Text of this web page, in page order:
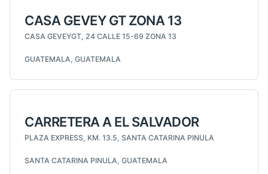
CASA GEVEY GT ZONA 13
CASA GEVEYGT, 24 CALLE 15-69 ZONA 13
GUATEMALA, GUATEMALA
CARRETERA A EL SALVADOR
PLAZA EXPRESS, KM. 13.5, SANTA CATARINA PINULA
SANTA CATARINA PINULA, GUATEMALA